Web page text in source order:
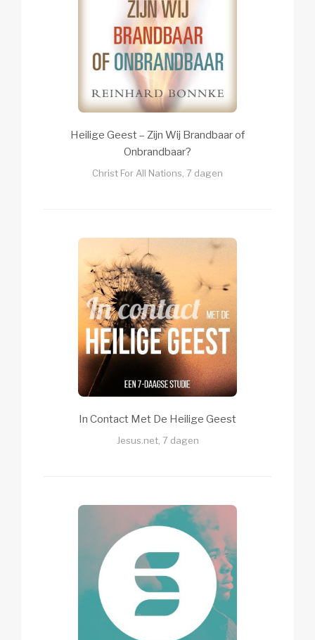
Heilige Geest – Zijn Wij Brandbaar of
Onbrandbaar?
Christ For All Nations, 7 dagen
In Contact Met De Heilige Geest
Jesus.net, 7 dagen